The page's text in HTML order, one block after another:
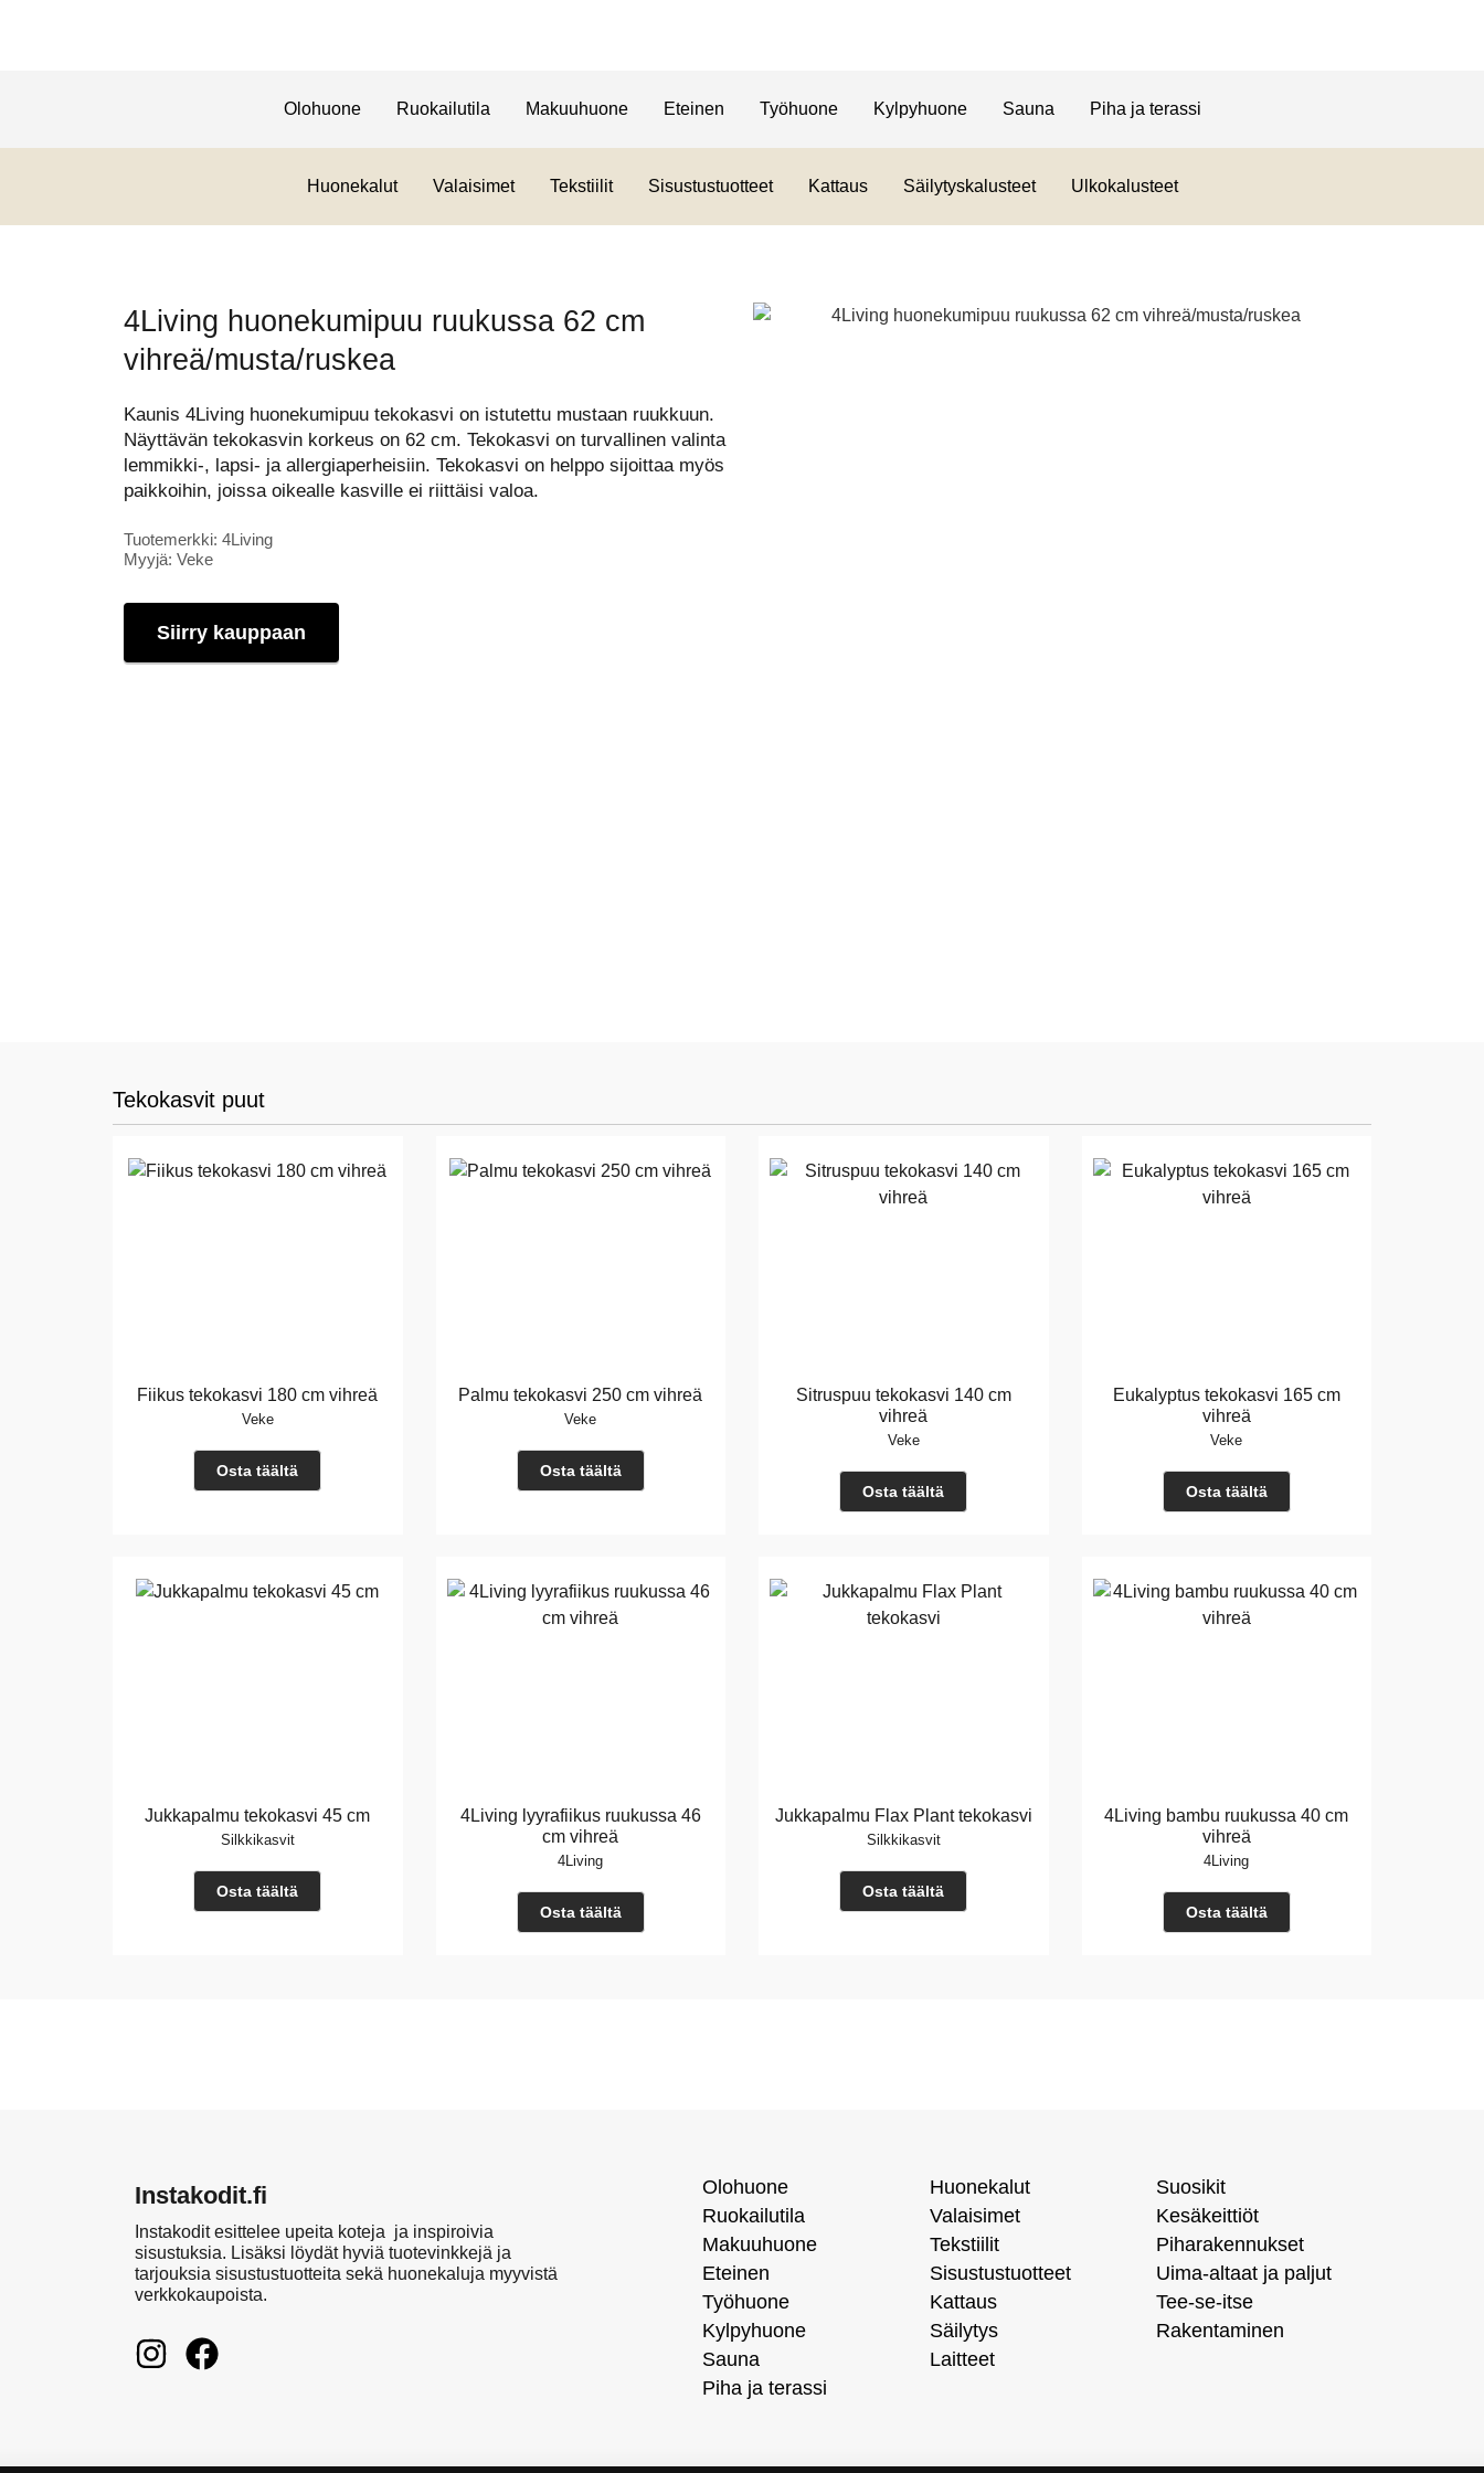
Olohuone Ruokailutila Makuuhuone Eteinen Työhuone Kylpyhuone Sauna Piha ja terassi
Huonekalut Valaisimet Tekstiilit Sisustustuotteet Kattaus Säilytyskalusteet Ulkokalusteet
4Living huonekumipuu ruukussa 62 cm
vihreä/musta/ruskea
Kaunis 4Living huonekumipuu tekokasvi on istutettu mustaan ruukkuun.
Näyttävän tekokasvin korkeus on 62 cm. Tekokasvi on turvallinen valinta
lemmikki-, lapsi- ja allergiaperheisiin. Tekokasvi on helppo sijoittaa myös
paikkoihin, joissa oikealle kasville ei riittäisi valoa.
Tuotemerkki: 4Living
Myyjä: Veke
Siirry kauppaan
Tekokasvit puut
Fiikus tekokasvi 180 cm vihreä
Veke
Osta täältä
Palmu tekokasvi 250 cm vihreä
Veke
Osta täältä
Sitruspuu tekokasvi 140 cm
vihreä
Veke
Osta täältä
Eukalyptus tekokasvi 165 cm
vihreä
Veke
Osta täältä
Jukkapalmu tekokasvi 45 cm
Silkkikasvit
Osta täältä
4Living lyyrafiikus ruukussa 46
cm vihreä
4Living
Osta täältä
Jukkapalmu Flax Plant tekokasvi
Silkkikasvit
Osta täältä
4Living bambu ruukussa 40 cm
vihreä
4Living
Osta täältä
Instakodit.fi
Instakodit esittelee upeita koteja ja inspiroivia
sisustuksia. Lisäksi löydät hyviä tuotevinkkejä ja
tarjouksia sisustustuotteita sekä huonekaluja myyvistä
verkkokaupoista.
Olohuone
Ruokailutila
Makuuhuone
Eteinen
Työhuone
Kylpyhuone
Sauna
Piha ja terassi
Huonekalut
Valaisimet
Tekstiilit
Sisustustuotteet
Kattaus
Säilytys
Laitteet
Suosikit
Kesäkeittiöt
Piharakennukset
Uima-altaat ja paljut
Tee-se-itse
Rakentaminen